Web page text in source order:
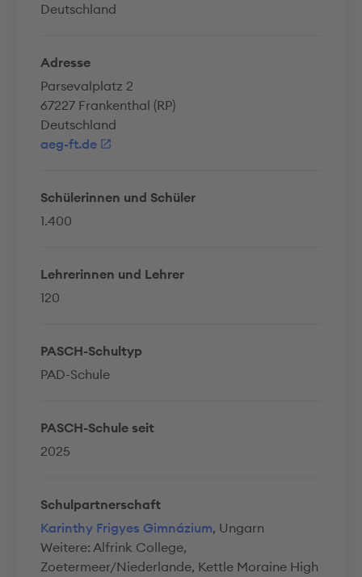
Deutschland
Adresse
Parsevalplatz 2
67227 Frankenthal (RP)
Deutschland
aeg-ft.de
Schülerinnen und Schüler
1.400
Lehrerinnen und Lehrer
120
PASCH-Schultyp
PAD-Schule
PASCH-Schule seit
2025
Schulpartnerschaft
Karinthy Frigyes Gimnázium, Ungarn
Weitere: Alfrink College,
Zoetermeer/Niederlande, Kettle Moraine High